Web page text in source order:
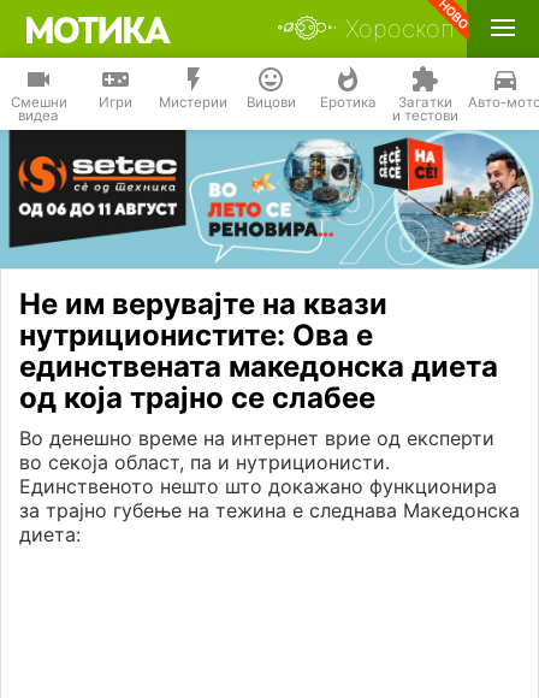
Хороскоп
Смешни
видеа
Игри Мистерии Вицови Еротика Загатки
и тестови
Авто-
Не им верувајте на квази
нутриционистите: Ова е
единствената македонска диета
од која трајно се слабее
Во денешно време на интернет врие од експерти
во секоја област, па и нутриционисти.
Единственото нешто што докажано функционира
за трајно губење на тежина е следнава Македонска
диета: